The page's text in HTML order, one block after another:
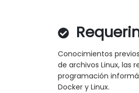
Conocimientos
de archivos Linux, las
programación
Docker y Linux.